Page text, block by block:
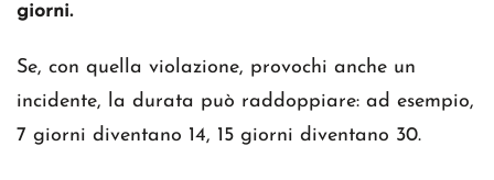
giorni.
Se, con quella violazione, provochi anche un
incidente, la durata può raddoppiare: ad esempio,
7 giorni diventano 14, 15 giorni diventano 30.